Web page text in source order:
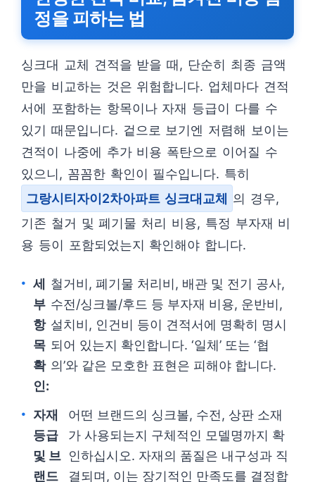
정을 피하는 법
싱크대 교체 견적을 받을 때, 단순히 최종 금액
만을 비교하는 것은 위험합니다. 업체마다 견적
서에 포함하는 항목이나 자재 등급이 다를 수
있기 때문입니다. 겉으로 보기엔 저렴해 보이는
견적이 나중에 추가 비용 폭탄으로 이어질 수
있으니, 꼼꼼한 확인이 필수입니다. 특히
그랑시티자이2차아파트 싱크대교체
의 경우,
기존 철거 및 폐기물 처리 비용, 특정 부자재 비
용 등이 포함되었는지 확인해야 합니다.
세
부
항
목
확
인:
철거비, 폐기물 처리비, 배관 및 전기 공사,
수전/싱크볼/후드 등 부자재 비용, 운반비,
설치비, 인건비 등이 견적서에 명확히 명시
되어 있는지 확인합니다. ‘일체’ 또는 ‘협
의’와 같은 모호한 표현은 피해야 합니다.
자재
등급
및 브
랜드
어떤 브랜드의 싱크볼, 수전, 상판 소재
가 사용되는지 구체적인 모델명까지 확
인하십시오. 자재의 품질은 내구성과 직
결되며, 이는 장기적인 만족도를 결정합